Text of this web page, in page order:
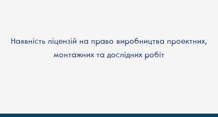
Наявність ліцензій на право виробництва проектних,
монтажних та дослідних робіт